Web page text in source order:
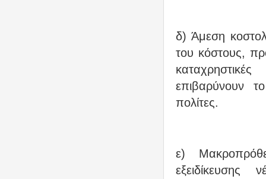
δ) Άμεση
του κόστους,
επιβαρύνουν
πολίτες.
ε)